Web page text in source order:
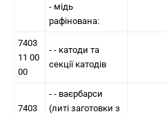
- мідь
рафінована:
7403
11 00
00
- - катоди та
секції катодів
7403
- - ваєрбарси
(литі заготовки з